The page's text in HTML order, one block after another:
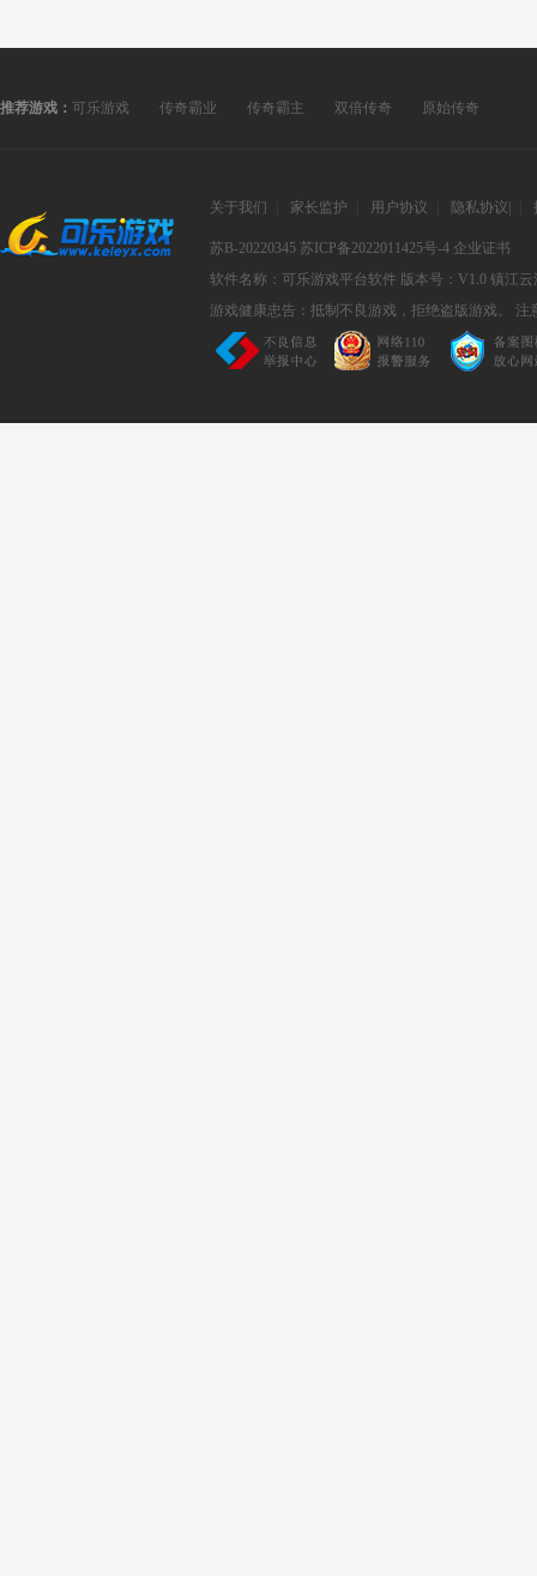
推荐游戏： 可乐游戏 传奇霸业 传奇霸主 双倍传奇 原始传奇
关于我们 家长监护 用户协议 隐私协议
苏B-20220345 苏ICP备2022011425号-4 企业证书
软件名称：可乐游戏平台软件 版本号：V1.0 镇江云
游戏健康忠告：抵制不良游戏，拒绝盗版游戏。